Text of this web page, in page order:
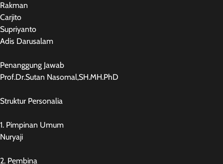
Rakman
Carjito
Supriyanto
Adis Darusalam
Penanggung Jawab
Prof.Dr.Sutan Nasomal,SH.MH.PhD
Struktur Personalia
1. Pimpinan Umum
Nuryaji
2. Pembina